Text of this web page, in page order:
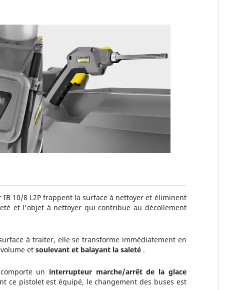
10/8 L2P frappent la surface à nettoyer et éliminent
et l'objet à nettoyer qui contribue au décollement
à traiter, elle se transforme immédiatement en
et soulevant et balayant la saleté.
un interrupteur marche/arrêt de la glace
ce pistolet est équipé, le changement des buses est